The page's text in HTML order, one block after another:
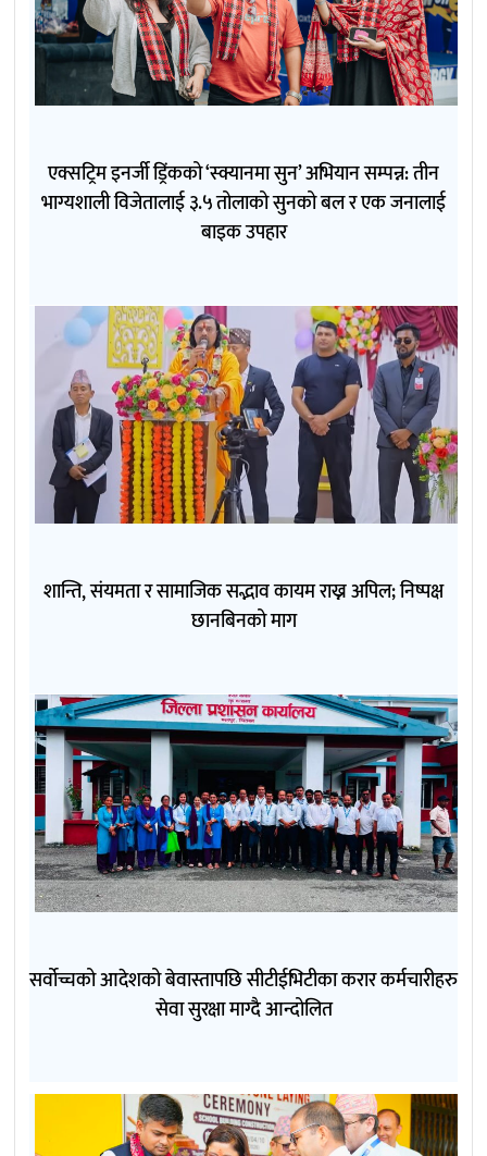
एक्सट्रिम इनर्जी ड्रिंकको ‘स्क्यानमा सुन’ अभियान सम्पन्न: तीन
भाग्यशाली विजेतालाई ३.५ तोलाको सुनको बल र एक जनालाई
बाइक उपहार
शान्ति, संयमता र सामाजिक सद्भाव कायम राख्न अपिल; निष्पक्ष
छानबिनको माग
सर्वोच्चको आदेशको बेवास्तापछि सीटीईभिटीका करार कर्मचारीहरु
सेवा सुरक्षा माग्दै आन्दोलित